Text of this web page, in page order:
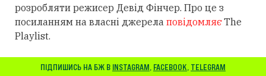
розробляти режисер Девід Фінчер. Про це з
посиланням на власні джерела повідомляєThe
Playlist.
ПІДПИШИСЬ НА БЖ В INSTAGRAM, FACEBOOK, TELEGRAM